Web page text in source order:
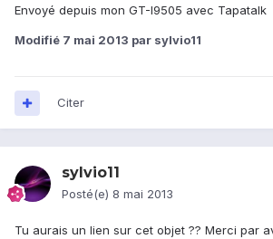
Envoyé depuis mon GT-I9505 avec Tapatalk
Modifié 7 mai 2013 par sylvio11
Citer
sylvio11
Posté(e) 8 mai 2013
Tu aurais un lien sur cet objet ?? Merci par